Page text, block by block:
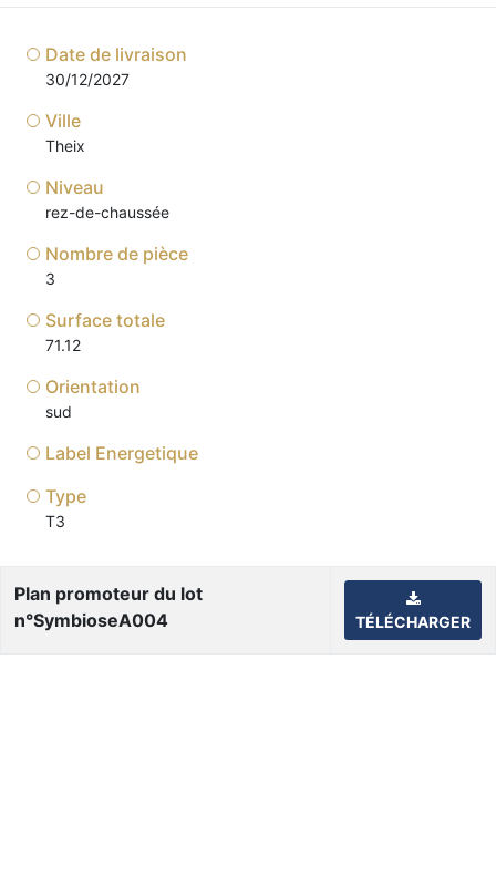
Date de livraison
30/12/2027
Ville
Theix
Niveau
rez-de-chaussée
Nombre de pièce
3
Surface totale
71.12
Orientation
sud
Label Energetique
Type
T3
Plan promoteur du lot
n°SymbioseA004
TÉLÉCHARGER